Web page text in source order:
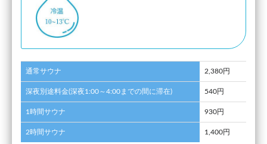
通常サウナ 2,380円
深夜別途料金(深夜1:00～4:00までの間に滞在) 540円
1時間サウナ 930円
2時間サウナ 1,400円